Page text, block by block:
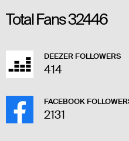
Total Fans32446
DEEZER FOLLOWERS
414
FACEBOOK
2131